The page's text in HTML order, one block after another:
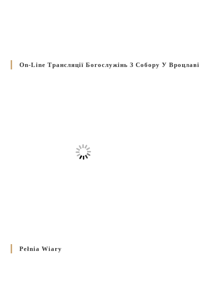
On-Line Трансляції Богослужінь З Собору У Вроцлаві
Pełnia Wiary